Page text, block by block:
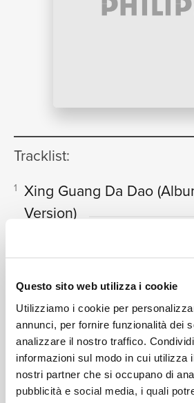
Questo sito web utilizza i cookie
Utilizziamo i cookie per
annunci, per fornire funzionalità dei
analizzare il nostro traffico.
informazioni sul modo in cui utilizza
nostri partner che si occupano di
pubblicità e social media, i quali
Tracklist:
1 Xing Guang Da Dao
Version)
Reng Ai Zhuo Ni(Album
3 Jiu Qing Fu Chi(Album
Alan Tam, Shirley Kwan
4 Jiu Ming Dan(Album
Alan Tam
5 Deng Ren(Album Version)
Alan Tam
CHI